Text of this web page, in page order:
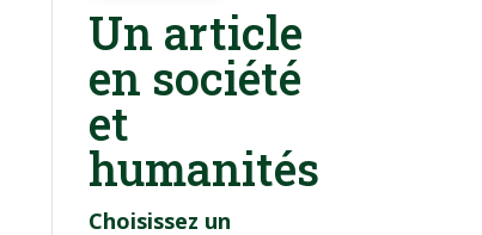
Un article
en société
et
humanités
Choisissez un